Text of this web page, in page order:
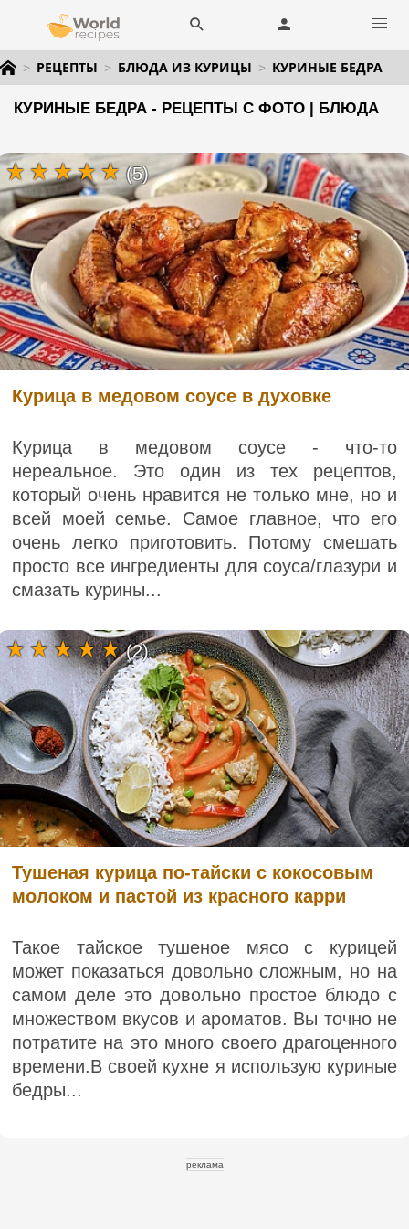
РЕЦЕПТЫ БЛЮДА ИЗ КУРИЦЫ КУРИНЫЕ БЕДРА
КУРИНЫЕ БЕДРА - РЕЦЕПТЫ С ФОТО | БЛЮДА
Курица в медовом соусе в духовке
Курица в медовом соусе - что-то
нереальное. Это один из тех рецептов,
который очень нравится не только мне, но и
всей моей семье. Самое главное, что его
очень легко приготовить. Потому смешать
просто все ингредиенты для соуса/глазури и
смазать курины...
(5)
Тушеная курица по-тайски с кокосовым
молоком и пастой из красного карри
Такое тайское тушеное мясо с курицей
может показаться довольно сложным, но на
самом деле это довольно простое блюдо с
множеством вкусов и ароматов. Вы точно не
потратите на это много своего драгоценного
времени.В своей кухне я использую куриные
бедры...
(2)
реклама